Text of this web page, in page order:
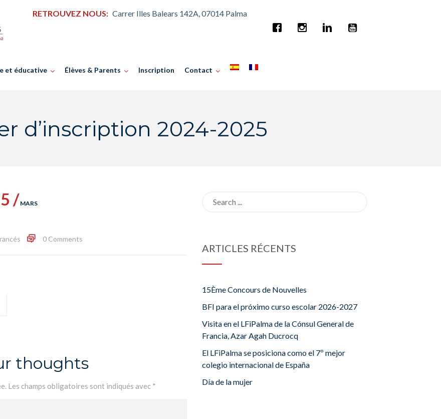
RETROUVEZ NOUS: Carrer Illes Balears 142A, 07014 Palma
et éducative Élèves & Parents Inscription Contact
d’inscription 2024-2025
/ MARS
0 Comments
thoughts
Les champs obligatoires sont indiqués avec *
ARTICLES RÉCENTS
15Ème Concours de Nouvelles
BFI para el próximo curso escolar 2026-2027
Visita en el LFiPalma de la Cónsul General de
Francia, Azar Agah Ducrocq
El LFiPalma se posiciona como el 7º mejor
colegio internacional de España
Día de la mujer